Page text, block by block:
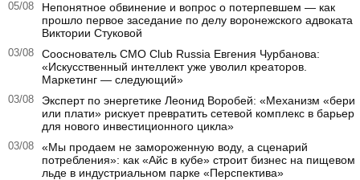
05/08
Непонятное обвинение и вопрос о потерпевшем — как
прошло первое заседание по делу воронежского адвоката
Виктории Стуковой
03/08
Сооснователь CMO Club Russia Евгения Чурбанова:
«Искусственный интеллект уже уволил креаторов.
Маркетинг — следующий»
03/08
Эксперт по энергетике Леонид Воробей: «Механизм «бери
или плати» рискует превратить сетевой комплекс в барьер
для нового инвестиционного цикла»
03/08
«Мы продаем не замороженную воду, а сценарий
потребления»: как «Айс в кубе» строит бизнес на пищевом
льде в индустриальном парке «Перспектива»